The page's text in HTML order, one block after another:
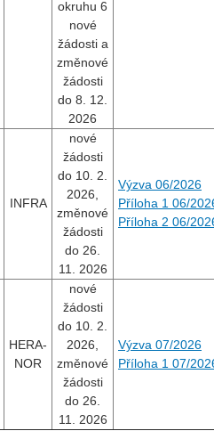
okruhu 6
nové
žádosti a
změnové
žádosti
do 8. 12.
2026
INFRA
nové
žádosti
do 10. 2.
2026,
změnové
žádosti
do 26.
11. 2026
Výzva 06/2026
Příloha 1 06/
Příloha 2 06/
HERA-
NOR
nové
žádosti
do 10. 2.
2026,
změnové
žádosti
do 26.
11. 2026
Výzva 07/2026
Příloha 1 07/